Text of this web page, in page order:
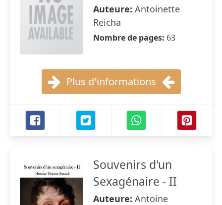
Auteure: Antoinette
Reicha
Nombre de pages: 63
Plus d'informations
Souvenirs d'un
Sexagénaire - II
Auteure: Antoine